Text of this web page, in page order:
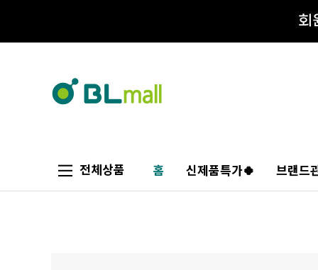
전체상품 홈 신제품특가🍀 브랜드